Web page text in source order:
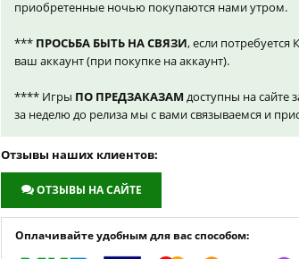
приобретенные ночью покупаются нами утром.
*** ПРОСЬБА БЫТЬ НА СВЯЗИ, если потребуется
ваш аккаунт (при покупке на аккаунт).
**** Игры ПО ПРЕДЗАКАЗАМ доступны на сайте
за неделю до релиза мы с вами связываемся и
Отзывы наших клиентов:
ОТЗЫВЫ НА САЙТЕ
Оплачивайте удобным для вас способом: